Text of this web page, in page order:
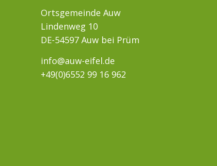
Ortsgemeinde Auw
Lindenweg 10
DE-54597 Auw bei Prüm
info@auw-eifel.de
+49(0)6552 99 16 962